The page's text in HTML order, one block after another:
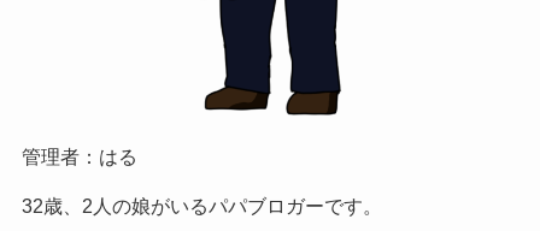
管理者：はる
32歳、2人の娘がいるパパブロガーです。